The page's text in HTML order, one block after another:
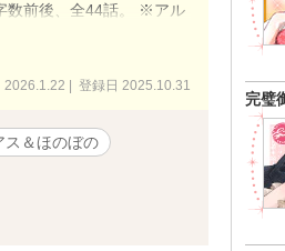
数前後、全44話。 ※アル
| 登録日 2025.10.31
ス＆ほのぼの
完璧